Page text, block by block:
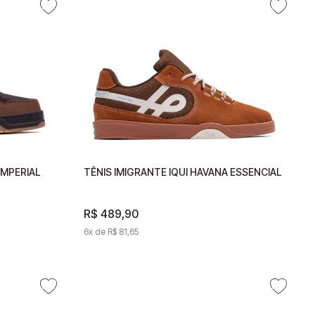
TÊNIS IMIGRANTE IQUI HAVANA ESSENCIAL
R$ 489,90
6x de R$ 81 65
TÊNIS IMIGRANTE IQUI HAVANA
R$ 489,
6x deR$ 81